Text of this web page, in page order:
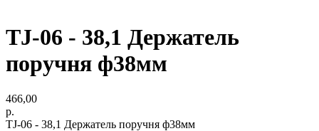
TJ-06 - 38,1 Держатель
поручня ф38мм
466,00
р.
TJ-06 - 38,1 Держатель поручня ф38мм